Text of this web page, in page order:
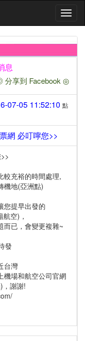
息
分享到 Facebook ◎
07-05 11:52:10 點
網 必叮嚀您>>
較充裕的時間處理,
機地(亞洲點)
您提早出發的
空)，
而已，會變更複雜~
發
台灣
機場和航空公司官網
，謝謝!